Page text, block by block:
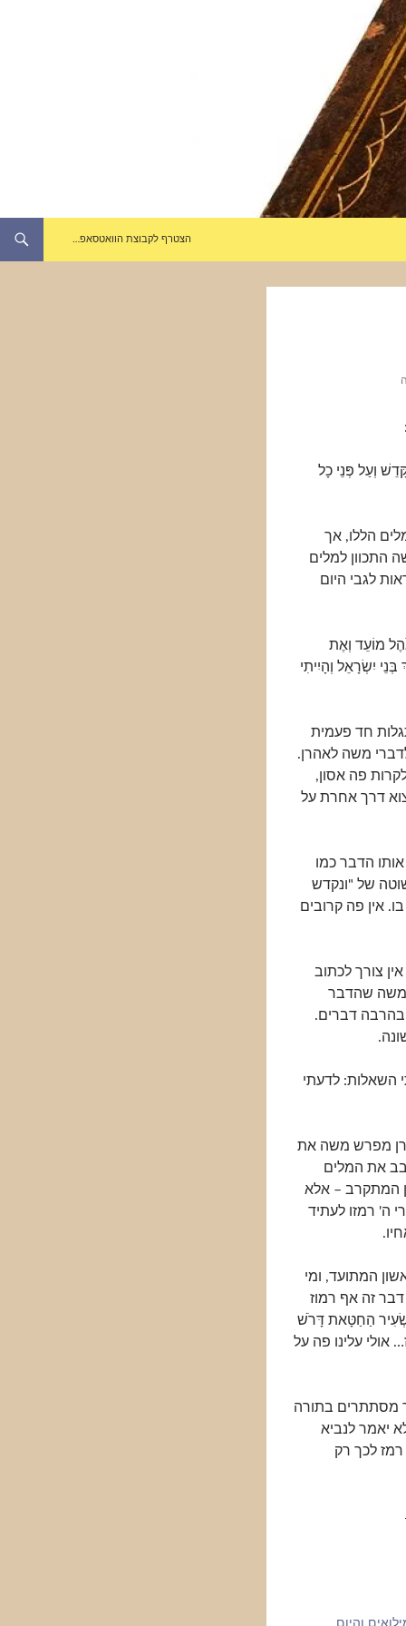
הצטרף לקבוצת הוואטסאפ…
וְעַל פְּנֵי כָל
הללו, אך
התכוון למלים
לגבי היום
מוֹעֵד וְאֶת
יִשְׂרָאֵל וְהָיִיתִי
חד פעמית
משה לאהרן.
פה אסון,
דרך אחרת על
הדבר כמו
של "ונקדש
אין פה קרובים
צורך לכתוב
שהדבר
דברים.
השאלות: לדעתי
מפרש משה את
את המלים
המתקרב – אלא
ה' רמזו לעתיד
המתועד, ומי
זה אף רמוז
שְׂעִיר הַחַטָּאת דָּרֹשׁ
עלינו פה על
מסתתרים בתורה
יאמר לנביא
רמז לכך רק
והיום